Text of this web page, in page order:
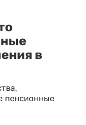
в
пенсионные